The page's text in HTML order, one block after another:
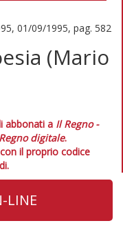
01/09/1995, pag. 582
(Mario
abbonati a Il Regno -
digitale.
il proprio codice
LINE